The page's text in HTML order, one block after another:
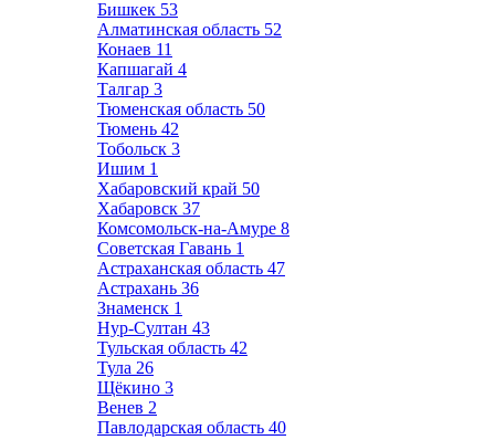
Бишкек 53
Алматинская область 52
Конаев 11
Капшагай 4
Талгар 3
Тюменская область 50
Тюмень 42
Тобольск 3
Ишим 1
Хабаровский край 50
Хабаровск 37
Комсомольск-на-Амуре 8
Советская Гавань 1
Астраханская область 47
Астрахань 36
Знаменск 1
Нур-Султан 43
Тульская область 42
Тула 26
Щёкино 3
Венев 2
Павлодарская область 40